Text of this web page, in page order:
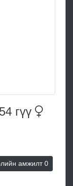
гүү
амжилт0